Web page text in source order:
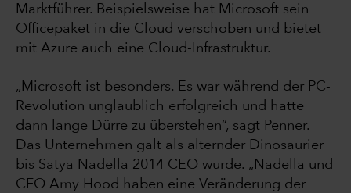
Marktführer. Beispielsweise hat Microsoft sein
Officepaket in die Cloud verschoben und bietet
mit Azure auch eine Cloud-Infrastruktur.
„Microsoft ist besonders. Es war während der PC-
Revolution unglaublich erfolgreich und hatte
dann lange Dürre zu überstehen“, sagt Penner.
Das Unternehmen galt als alternder Dinosaurier
bis Satya Nadella 2014 CEO wurde. „Nadella und
CFO Amy Hood haben eine Veränderung der